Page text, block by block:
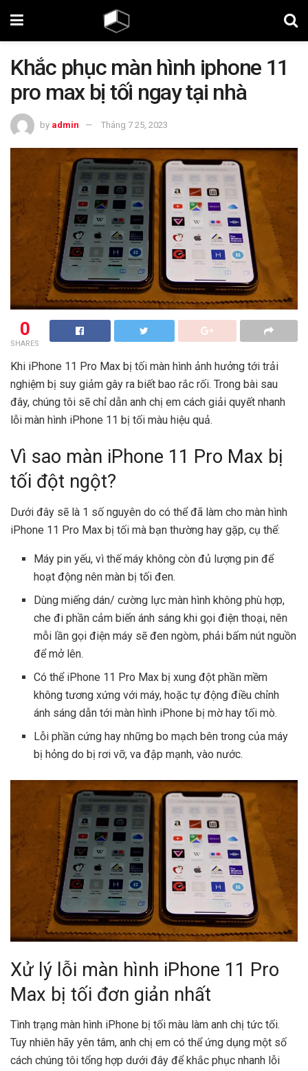
Khắc phục màn hình iphone 11
pro max bị tối ngay tại nhà
by admin Tháng 7 25, 2023
0
SHARES
Khi iPhone 11 Pro Max bị tối màn hình ảnh hưởng tới trải
nghiệm bị suy giảm gây ra biết bao rắc rối. Trong bài sau
đây, chúng tôi sẽ chỉ dẫn anh chị em cách giải quyết nhanh
lỗi màn hình iPhone 11 bị tối màu hiệu quả.
Vì sao màn iPhone 11 Pro Max bị
tối đột ngột?
Dưới đây sẽ là 1 số nguyên do có thể đã làm cho màn hình
iPhone 11 Pro Max bị tối mà bạn thường hay gặp, cụ thể:
Máy pin yếu, vì thế máy không còn đủ lượng pin để
hoạt động nên màn bị tối đen.
Dùng miếng dán/ cường lực màn hình không phù hợp,
che đi phần cảm biến ánh sáng khi gọi điện thoại, nên
mỗi lần gọi điện máy sẽ đen ngòm, phải bấm nút nguồn
để mở lên.
Có thể iPhone 11 Pro Max bị xung đột phần mềm
không tương xứng với máy, hoặc tự động điều chỉnh
ánh sáng dẫn tới màn hình iPhone bị mờ hay tối mò.
Lỗi phần cứng hay những bo mạch bên trong của máy
bị hỏng do bị rơi vỡ, va đập mạnh, vào nước.
Xử lý lỗi màn hình iPhone 11 Pro
Max bị tối đơn giản nhất
Tình trạng màn hình iPhone bị tối màu làm anh chị tức tối.
Tuy nhiên hãy yên tâm, anh chị em có thể ứng dụng một số
cách chúng tôi tổng hợp dưới đây để khắc phục nhanh lỗi